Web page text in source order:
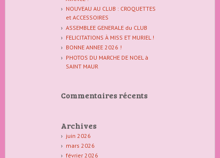
NOUVEAU AU CLUB : CROQUETTES
et ACCESSOIRES
ASSEMBLEE GENERALE du CLUB
FELICITATIONS À MISS ET MURIEL !
BONNE ANNEE 2026 !
PHOTOS DU MARCHE DE NOEL à
SAINT MAUR
Commentaires récents
Archives
juin 2026
mars 2026
février 2026